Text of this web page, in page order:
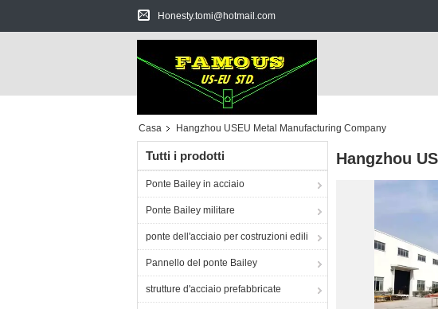
Honesty.tomi@hotmail.com
Casa Hangzhou USEU Metal Manufacturing Company
Tutti i prodotti
Ponte Bailey in acciaio
Ponte Bailey militare
ponte dell'acciaio per costruzioni edili
Pannello del ponte Bailey
strutture d'acciaio prefabbricate
Hangzhou